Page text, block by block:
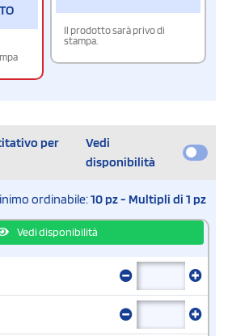
Il prodotto sarà privo di
stampa.
per
Vedi
disponibilità
ordinabile:10 pz - Multipli di 1 pz
Vedi disponibilità